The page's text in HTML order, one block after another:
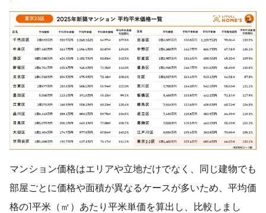
マンション価格はエリアや立地だけでなく、同じ建物でも
部屋ごとに価格や面積が異なるケースが多いため、平均価
格の1平米（㎡）あたり平米単価を算出し、比較しまし